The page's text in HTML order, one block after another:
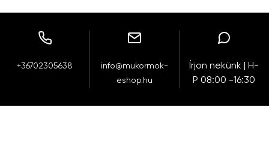
+36702305638
info@mukormok-
eshop.hu
Írjon nekünk | H-
P 08:00 -16:30